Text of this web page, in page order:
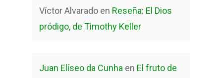
Víctor Alvarado en Reseña: El Dios
pródigo, de Timothy Keller
Juan Elíseo da Cunha en El fruto de